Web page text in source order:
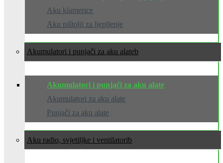
Aku klamerice
Aku pištolji za ljepljenje
Akumulatori i punjači za aku alate
Akumulatori i punjači za aku alate
Akumulatori za aku alate
Punjači za aku alate
Aku radio, svjetiljke i ventilatori